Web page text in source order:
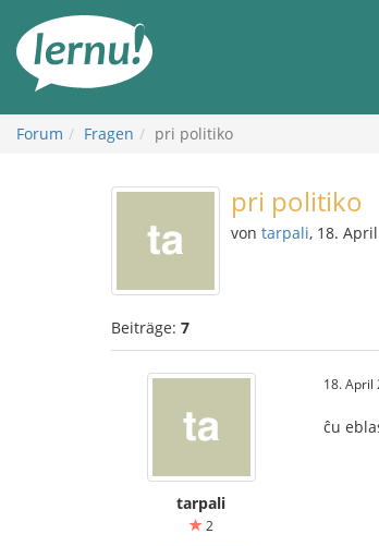
Inhalt
Forum Fragen pri politiko
pri politiko
von tarpali, 18.
Beiträge: 7
tarpali
2
18. April
ĉu